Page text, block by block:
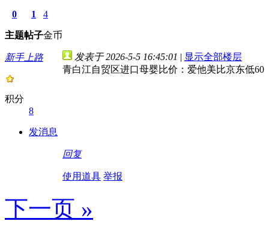
0
主题
1
帖子
4
金币
新手上路
积分
8
发消息
发表于 2026-5-5 16:45:01 | 显示全部楼层
青白江自贸区进口母婴比价：爱他美比京东低60
回复
使用道具 举报
下一页 »